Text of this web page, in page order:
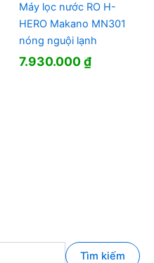
Máy lọc nước RO H-
HERO Makano MN301
nóng nguội lạnh
7.930.000₫
Tìm kiếm